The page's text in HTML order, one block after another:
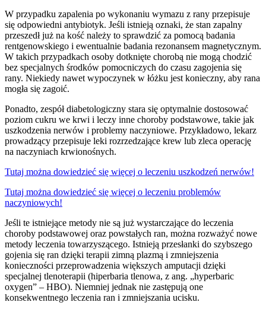
W przypadku zapalenia po wykonaniu wymazu z rany przepisuje
się odpowiedni antybiotyk. Jeśli istnieją oznaki, że stan zapalny
przeszedł już na kość należy to sprawdzić za pomocą badania
rentgenowskiego i ewentualnie badania rezonansem magnetycznym.
W takich przypadkach osoby dotknięte chorobą nie mogą chodzić
bez specjalnych środków pomocniczych do czasu zagojenia się
rany. Niekiedy nawet wypoczynek w łóżku jest konieczny, aby rana
mogła się zagoić.
Ponadto, zespół diabetologiczny stara się optymalnie dostosować
poziom cukru we krwi i leczy inne choroby podstawowe, takie jak
uszkodzenia nerwów i problemy naczyniowe. Przykładowo, lekarz
prowadzący przepisuje leki rozrzedzające krew lub zleca operację
na naczyniach krwionośnych.
Tutaj można dowiedzieć się więcej o leczeniu uszkodzeń nerwów!
Tutaj można dowiedzieć się więcej o leczeniu problemów
naczyniowych!
Jeśli te istniejące metody nie są już wystarczające do leczenia
choroby podstawowej oraz powstałych ran, można rozważyć nowe
metody leczenia towarzyszącego. Istnieją przesłanki do szybszego
gojenia się ran dzięki terapii zimną plazmą i zmniejszenia
konieczności przeprowadzenia większych amputacji dzięki
specjalnej tlenoterapii (hiperbaria tlenowa, z ang. „hyperbaric
oxygen” – HBO). Niemniej jednak nie zastępują one
konsekwentnego leczenia ran i zmniejszania ucisku.